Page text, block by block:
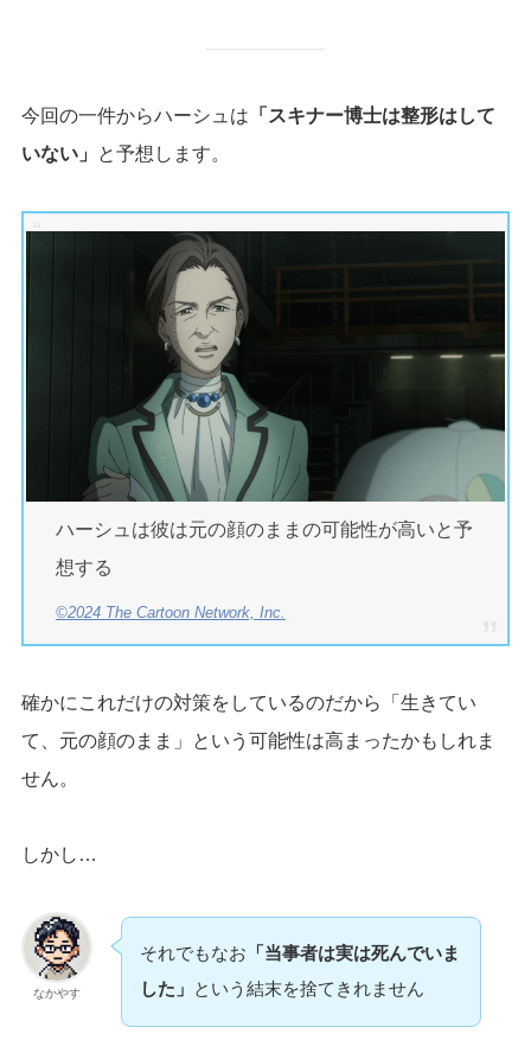
今回の一件からハーシュは 「スキナー博士は整形はして
いない」
と予想します。
ハーシュは彼は元の顔のままの可能性が高いと予
想する
©2024 The Cartoon Network, Inc.
確かにこれだけの対策をしているのだから「生きてい
て、元の顔のまま」という可能性は高まったかもしれま
せん。
しかし…
なかやす
それでもなお 「当事者は実は死んでいま
した」 という結末を捨てきれません